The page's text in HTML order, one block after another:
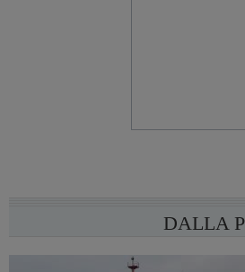
DALLA